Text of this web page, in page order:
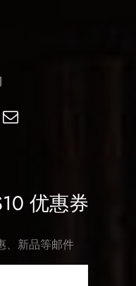
优惠券
、新品等邮件